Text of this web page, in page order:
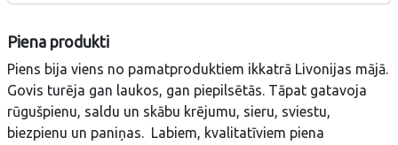
Piena produkti
Piens bija viens no pamatproduktiem ikkatrā Livonijas mājā.
Govis turēja gan laukos, gan piepilsētās. Tāpat gatavoja
rūgušpienu, saldu un skābu krējumu, sieru, sviestu,
biezpienu un paniņas. Labiem, kvalitatīviem piena